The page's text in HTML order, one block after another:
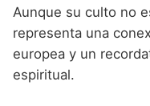
Aunque su culto no
representa una
europea y un
espiritual.